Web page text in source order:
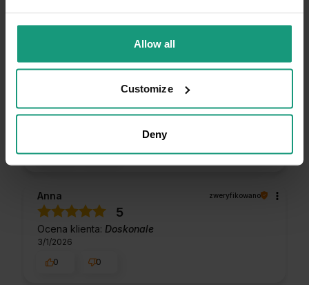
Allow all
Customize
Deny
Komentarz sklepu
Dziękujemy za tak pozytywną opinię - to czysta
Doceniamy czas i wysiłek włożony w
podzielenie się z nami Twoimi
doświadczeniami. Do zobaczenia!
Ocena klienta:Doskonale
0
0
Anna zweryfikowano
5
Ocena klienta: Doskonale
3/1/2026
0
0